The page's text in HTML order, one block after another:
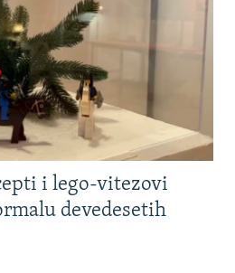
i lego-vitezovi
devedesetih